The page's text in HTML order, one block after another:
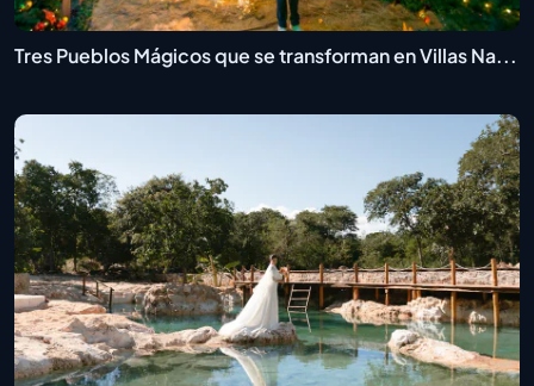
Tres Pueblos Mágicos que se transforman en Villas Na...